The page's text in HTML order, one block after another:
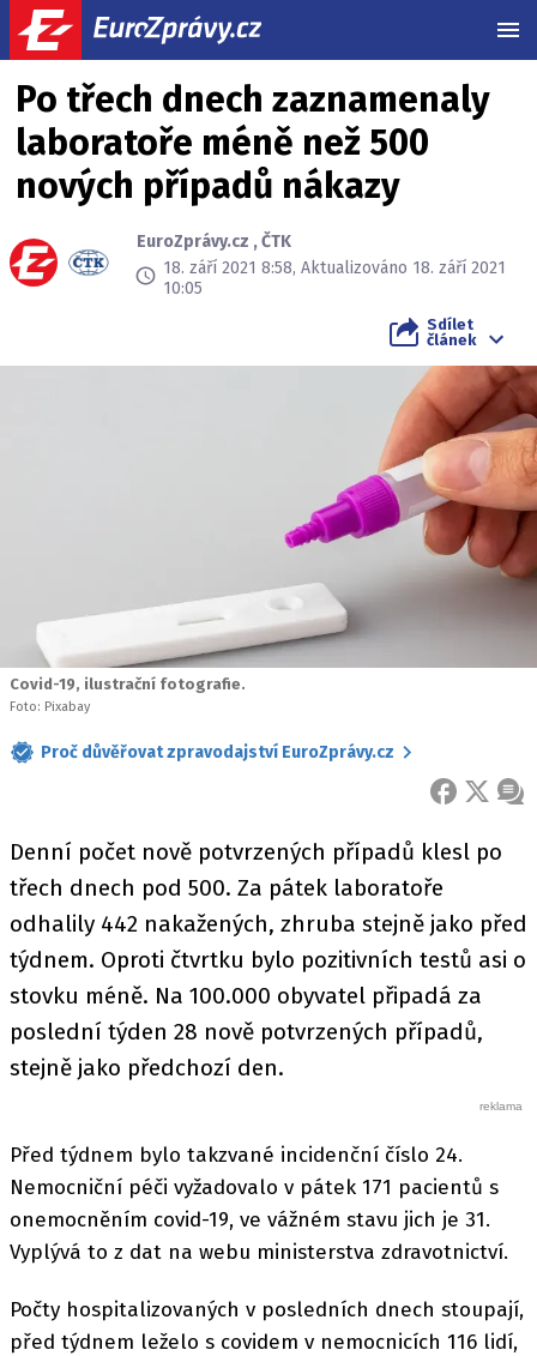
Po třech dnech zaznamenaly
laboratoře méně než 500
nových případů nákazy
EuroZprávy.cz ,ČTK
18. září 2021 8:58, Aktualizováno 18. září 2021
10:05
Sdílet
článek
Covid-19, ilustrační fotografie.
Foto: Pixabay
Proč důvěřovat zpravodajství EuroZprávy.cz
FACEBOOK
X
Denní počet nově potvrzených případů klesl po
třech dnech pod 500. Za pátek laboratoře
odhalily 442 nakažených, zhruba stejně jako před
týdnem. Oproti čtvrtku bylo pozitivních testů asi o
stovku méně. Na 100.000 obyvatel připadá za
poslední týden 28 nově potvrzených případů,
stejně jako předchozí den.
Před týdnem bylo takzvané incidenční číslo 24.
Nemocniční péči vyžadovalo v pátek 171 pacientů s
onemocněním covid-19, ve vážném stavu jich je 31.
Vyplývá to z dat na webu ministerstva zdravotnictví.
Počty hospitalizovaných v posledních dnech stoupají,
před týdnem leželo s covidem v nemocnicích 116 lidí,